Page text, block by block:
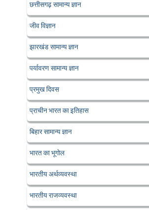
छत्तीसगढ़ सामान्य ज्ञान
जीव विज्ञान
झारखंड सामान्य ज्ञान
पर्यावरण सामान्य ज्ञान
प्रमुख दिवस
प्राचीन भारत का इतिहास
बिहार सामान्य ज्ञान
भारत का भूगोल
भारतीय अर्थव्यवस्था
भारतीय राजव्यवस्था